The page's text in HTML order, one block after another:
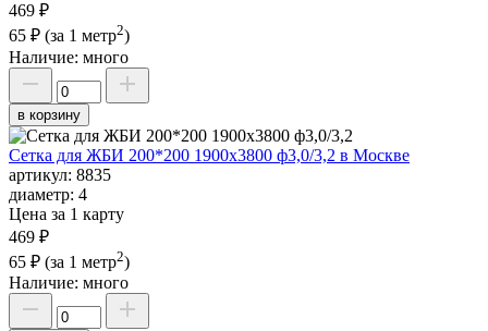
469 ₽
65 ₽ (за 1 метр2)
Наличие: много
в корзину
Сетка для ЖБИ 200*200 1900х3800 ф3,0/3,2 в Москве
артикул: 8835
диаметр: 4
Цена за 1 карту
469 ₽
65 ₽ (за 1 метр2)
Наличие: много